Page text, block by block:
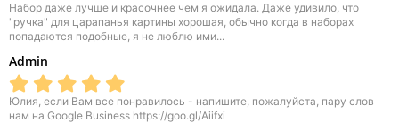
Набор даже лучше и красочнее чем я ожидала. Даже удивило, что
"ручка" для царапанья картины хорошая, обычно когда в наборах
попадаются подобные, я не люблю ими...
Admin
Юлия, если Вам все понравилось - напишите, пожалуйста, пару слов
нам на Google Business https://goo.gl/Aiifxi